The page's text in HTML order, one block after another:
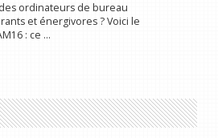
ordinateurs de bureau
et énergivores ? Voici le
: ce ...